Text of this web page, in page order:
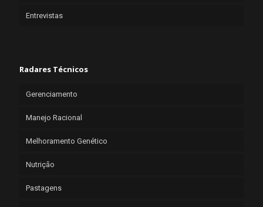
Entrevistas
Radares Técnicos
Gerenciamento
Manejo Racional
Melhoramento Genético
Nutrição
Pastagens